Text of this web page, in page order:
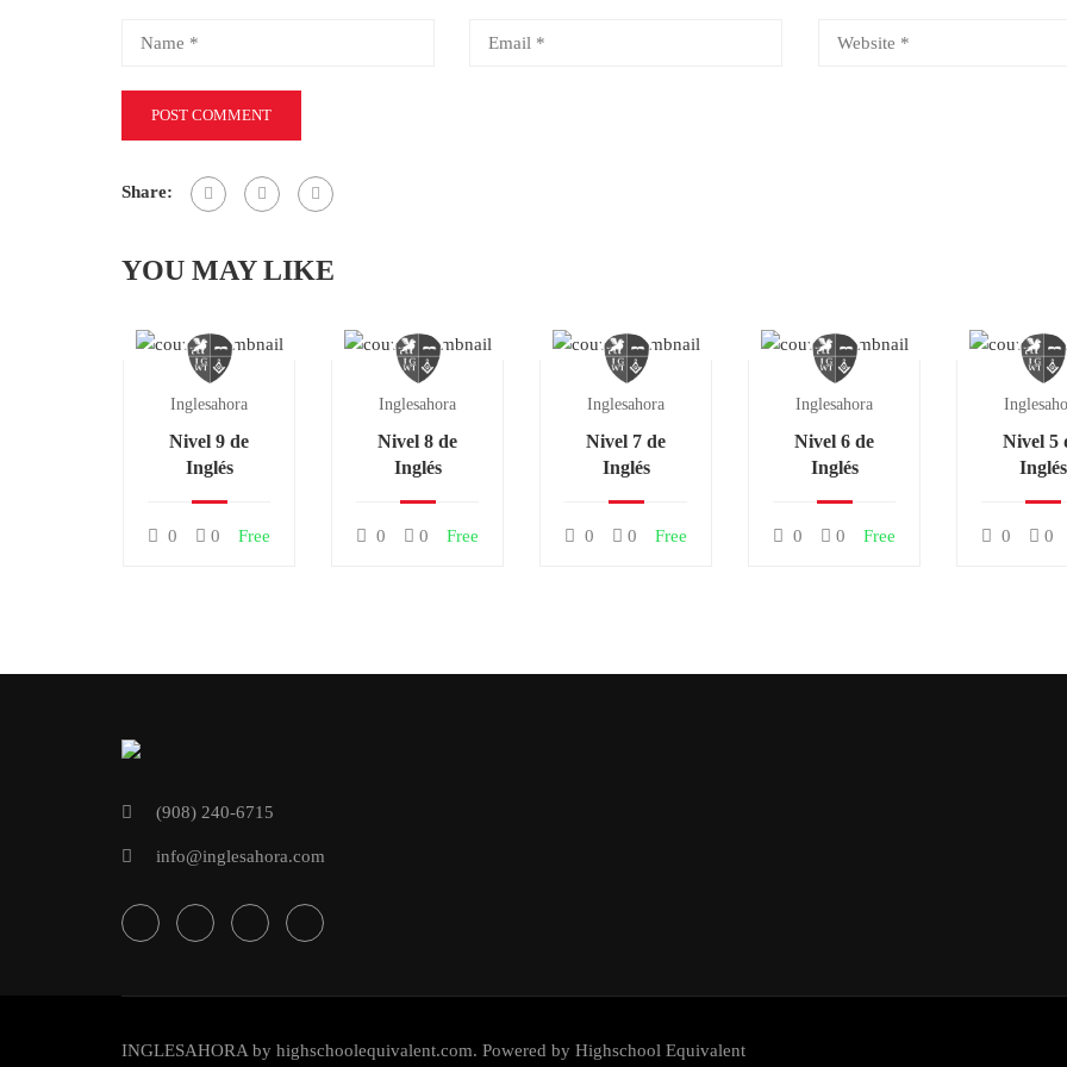
Share:
YOU MAY LIKE
Inglesahora
Nivel 9 de
Inglés
0 0 Free
Inglesahora
Nivel 8 de
Inglés
0 0 Free
Inglesahora
Nivel 7 de
Inglés
0 0 Free
Inglesahora
Nivel 6 de
Inglés
0 0 Free
Nivel 5
Inglés
0 0
(908) 240-6715
info@inglesahora.com
INGLESAHORAby highschoolequivalent.com. Powered by Highschool Equivalent